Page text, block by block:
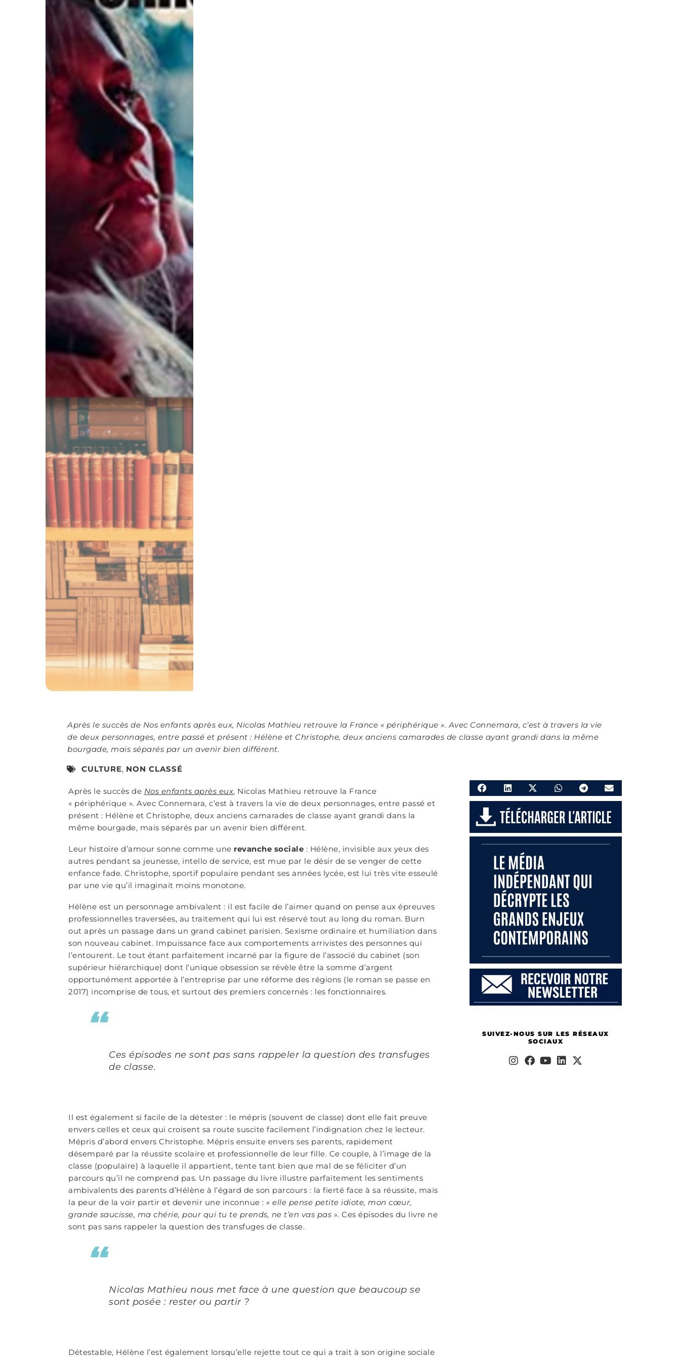
Après le succès de Nos enfants après eux, Nicolas Mathieu retrouve la France « périphérique ». Avec Connemara, c’est à travers la vie
de deux personnages, entre passé et présent : Hélène et Christophe, deux anciens camarades de classe ayant grandi dans la même
bourgade, mais séparés par un avenir bien différent.
CULTURE, NON CLASSÉ
Après le succès de Nos enfants après eux, Nicolas Mathieu retrouve la France
« périphérique ». Avec Connemara, c’est à travers la vie de deux personnages, entre passé et
présent : Hélène et Christophe, deux anciens camarades de classe ayant grandi dans la
même bourgade, mais séparés par un avenir bien différent.
Leur histoire d’amour sonne comme une revanche sociale : Hélène, invisible aux yeux des
autres pendant sa jeunesse, intello de service, est mue par le désir de se venger de cette
enfance fade. Christophe, sportif populaire pendant ses années lycée, est lui très vite esseulé
par une vie qu’il imaginait moins monotone.
Hélène est un personnage ambivalent : il est facile de l’aimer quand on pense aux épreuves
professionnelles traversées, au traitement qui lui est réservé tout au long du roman. Burn
out après un passage dans un grand cabinet parisien. Sexisme ordinaire et humiliation dans
son nouveau cabinet. Impuissance face aux comportements arrivistes des personnes qui
l’entourent. Le tout étant parfaitement incarné par la figure de l’associé du cabinet (son
supérieur hiérarchique) dont l’unique obsession se révèle être la somme d’argent
opportunément apportée à l’entreprise par une réforme des régions (le roman se passe en
2017) incomprise de tous, et surtout des premiers concernés : les fonctionnaires.
Ces épisodes ne sont pas sans rappeler la question des transfuges
de classe.
Il est également si facile de la détester : le mépris (souvent de classe) dont elle fait preuve
envers celles et ceux qui croisent sa route suscite facilement l’indignation chez le lecteur.
Mépris d’abord envers Christophe. Mépris ensuite envers ses parents, rapidement
désemparé par la réussite scolaire et professionnelle de leur fille. Ce couple, à l’image de la
classe (populaire) à laquelle il appartient, tente tant bien que mal de se féliciter d’un
parcours qu’il ne comprend pas. Un passage du livre illustre parfaitement les sentiments
ambivalents des parents d’Hélène à l’égard de son parcours : la fierté face à sa réussite, mais
la peur de la voir partir et devenir une inconnue : « elle pense petite idiote, mon cœur,
grande saucisse, ma chérie, pour qui tu te prends, ne t’en vas pas ». Ces épisodes du livre ne
sont pas sans rappeler la question des transfuges de classe.
Nicolas Mathieu nous met face à une question que beaucoup se
sont posée : rester ou partir ?
Détestable, Hélène l’est également lorsqu’elle rejette tout ce qui a trait à son origine sociale
SUIVEZ-NOUS SUR LES RÉSEAUX
SOCIAUX